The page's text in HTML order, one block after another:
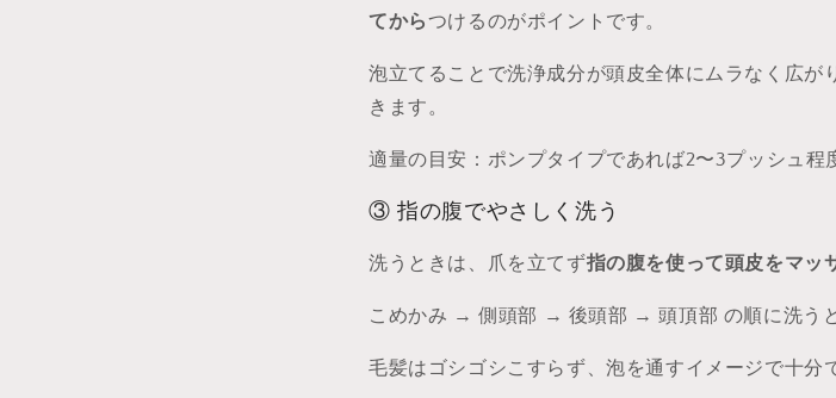
てからつけるのがポイントです。
泡立てることで洗浄成分が頭皮全体にムラなく広
きます。
適量の目安：ポンプタイプであれば2〜3プッシュ程
③ 指の腹でやさしく洗う
洗うときは、爪を立てず指の腹を使って頭皮をマッ
こめかみ → 側頭部 → 後頭部 → 頭頂部 の順に洗う
毛髪はゴシゴシこすらず、泡を通すイメージで十分